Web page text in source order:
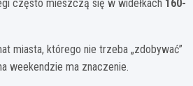
często mieszczą się w widełkach 160-
miasta, którego nie trzeba „zdobywać”
weekendzie ma znaczenie.